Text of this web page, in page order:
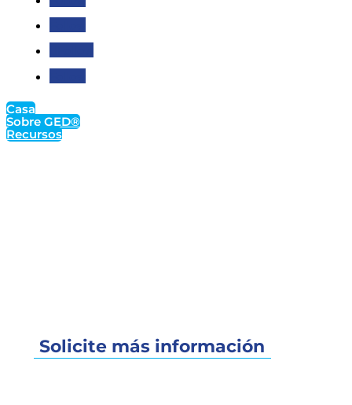
Casa
Sobre GED®
Recursos
Solicite más información